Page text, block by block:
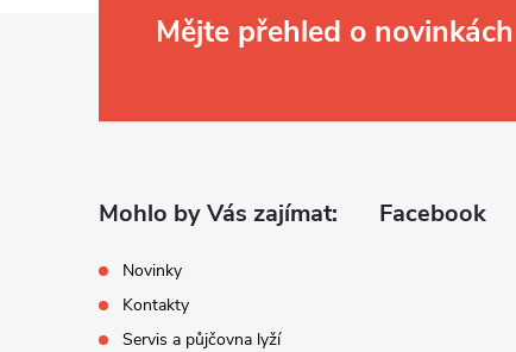
Mějte přehled o novinkách
Mohlo by Vás zajímat:
Novinky
Kontakty
Servis a půjčovna lyží
Facebook